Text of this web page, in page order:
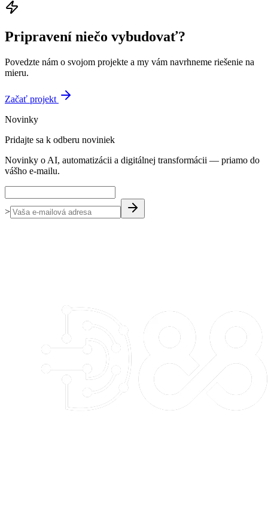
Pripravení niečo vybudovať?
Povedzte nám o svojom projekte a my vám navrhneme riešenie na
mieru.
Začať projekt
Novinky
Pridajte sa k odberu noviniek
Novinky o AI, automatizácii a digitálnej transformácii — priamo do
vášho e-mailu.
>